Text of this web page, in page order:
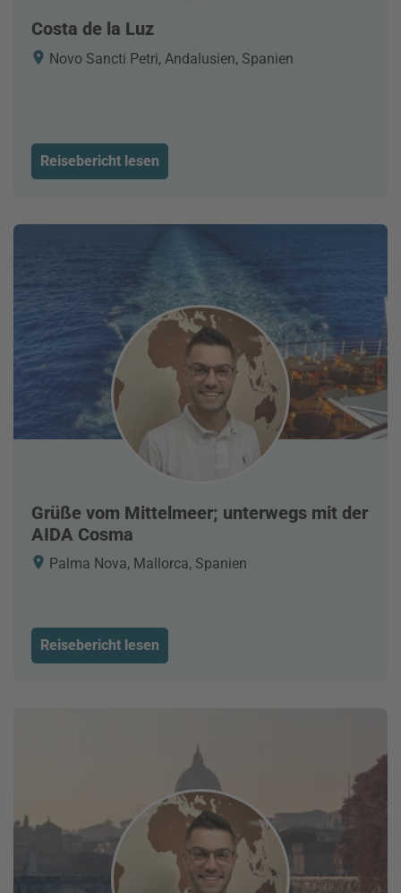
Costa de la Luz
Novo Sancti Petri, Andalusien, Spanien
Reisebericht lesen
Grüße vom Mittelmeer; unterwegs mit der
AIDA Cosma
Palma Nova, Mallorca, Spanien
Reisebericht lesen